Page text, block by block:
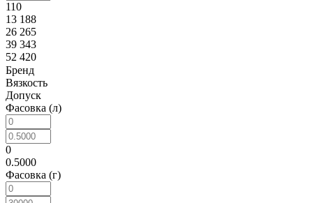
110
13 188
26 265
39 343
52 420
Бренд
Вязкость
Допуск
Фасовка (л)
0
0.5000
Фасовка (г)